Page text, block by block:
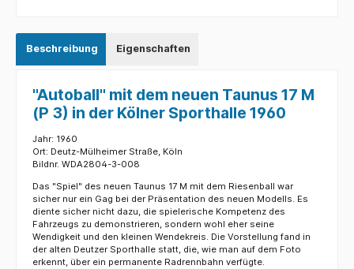
Beschreibung Eigenschaften
"Autoball" mit dem neuen Taunus 17 M
(P 3) in der Kölner Sporthalle 1960
Jahr: 1960
Ort: Deutz-Mülheimer Straße, Köln
Bildnr. WDA2804-3-008
Das "Spiel" des neuen Taunus 17 M mit dem Riesenball war
sicher nur ein Gag bei der Präsentation des neuen Modells. Es
diente sicher nicht dazu, die spielerische Kompetenz des
Fahrzeugs zu demonstrieren, sondern wohl eher seine
Wendigkeit und den kleinen Wendekreis. Die Vorstellung fand in
der alten Deutzer Sporthalle statt, die, wie man auf dem Foto
erkennt, über ein permanente Radrennbahn verfügte.